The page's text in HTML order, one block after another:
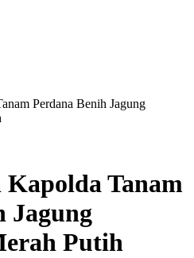
Perdana Benih Jagung
Tanam
Jagung
Putih